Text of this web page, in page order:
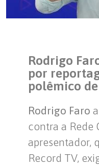
Rodrigo
por
polêmico
Rodrigo Faro
contra a Rede
apresentador,
Record TV,